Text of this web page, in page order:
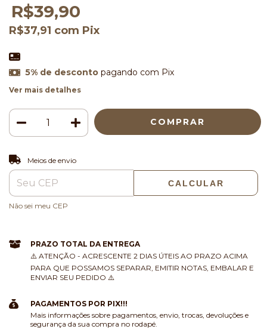
R$39,90
R$37,91 com Pix
5% de descontopagando com Pix
Ver mais detalhes
Entregas para o CEP:
Meios de envio
CALCULAR
Não sei meu CEP
PRAZO TOTAL DA ENTREGA
⚠️ ATENÇÃO - ACRESCENTE 2 DIAS ÚTEIS AO PRAZO ACIMA
PARA QUE POSSAMOS SEPARAR, EMITIR NOTAS, EMBALAR E
ENVIAR SEU PEDIDO ⚠️
PAGAMENTOS POR PIX!!!
Mais informações sobre pagamentos, envio, trocas, devoluções e
segurança da sua compra no rodapé.